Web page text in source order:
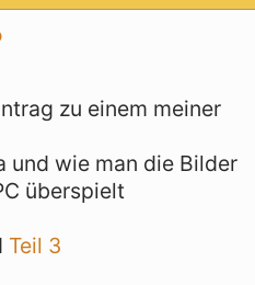
zu einem meiner
und wie man die Bilder
überspielt
Teil 3